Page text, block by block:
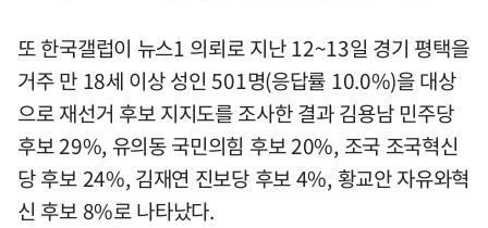
또 한국갤럽이 뉴스1 의뢰로 지난 12~13일 경기 평택을
거주 만 18세 이상 성인 501명(응답률 10.0%)을 대상
으로 재선거 후보 지지도를 조사한 결과 김용남 민주당
후보 29%, 유의동 국민의힘 후보 20%, 조국 조국혁신
당 후보 24%, 김재연 진보당 후보 4%, 황교안 자유와혁
신 후보 8%로 나타났다.